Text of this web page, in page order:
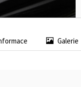
Galerie